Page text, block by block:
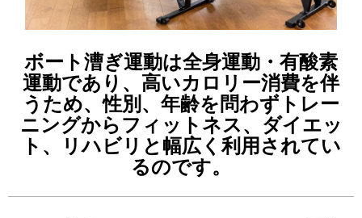
ボート漕ぎ運動は全身運動・有酸素
運動であり、高いカロリー消費を伴
うため、性別、年齢を問わずトレー
ニングからフィットネス、ダイエッ
ト、リハビリと幅広く利用されてい
るのです。